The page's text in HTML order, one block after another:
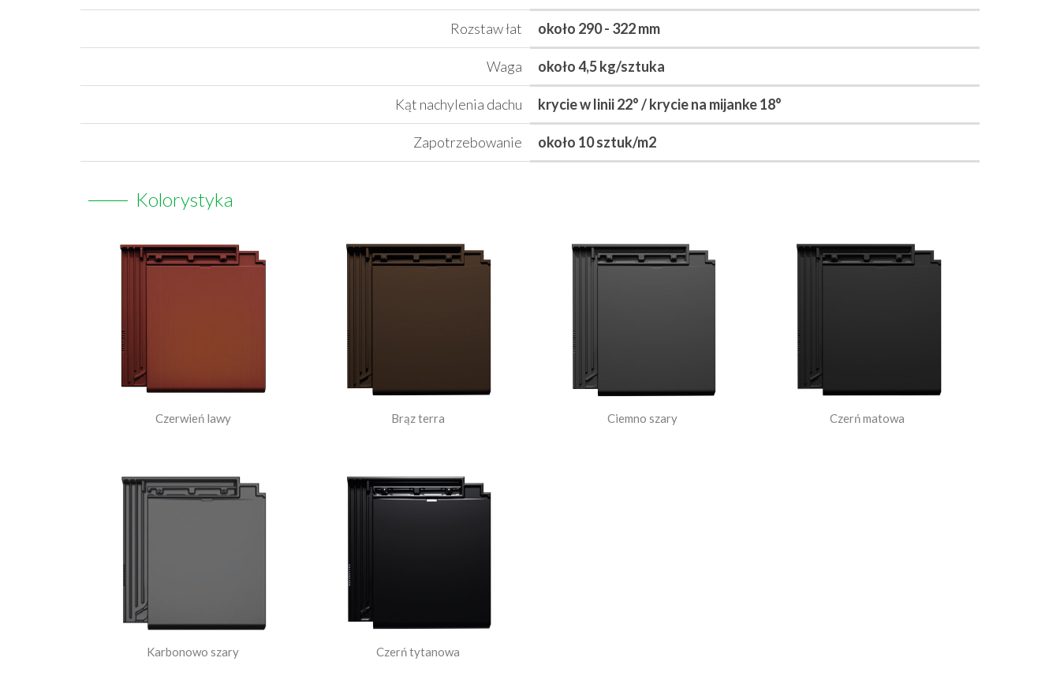
Rozstaw łat około 290 - 322 mm
Waga około 4,5 kg/sztuka
Kąt nachylenia dachu krycie w linii 22° / krycie na mijanke 18°
Zapotrzebowanie około 10 sztuk/m2
Kolorystyka
Czerwień lawy Brąz terra Ciemno szary Czerń matowa
Karbonowo szary Czerń tytanowa